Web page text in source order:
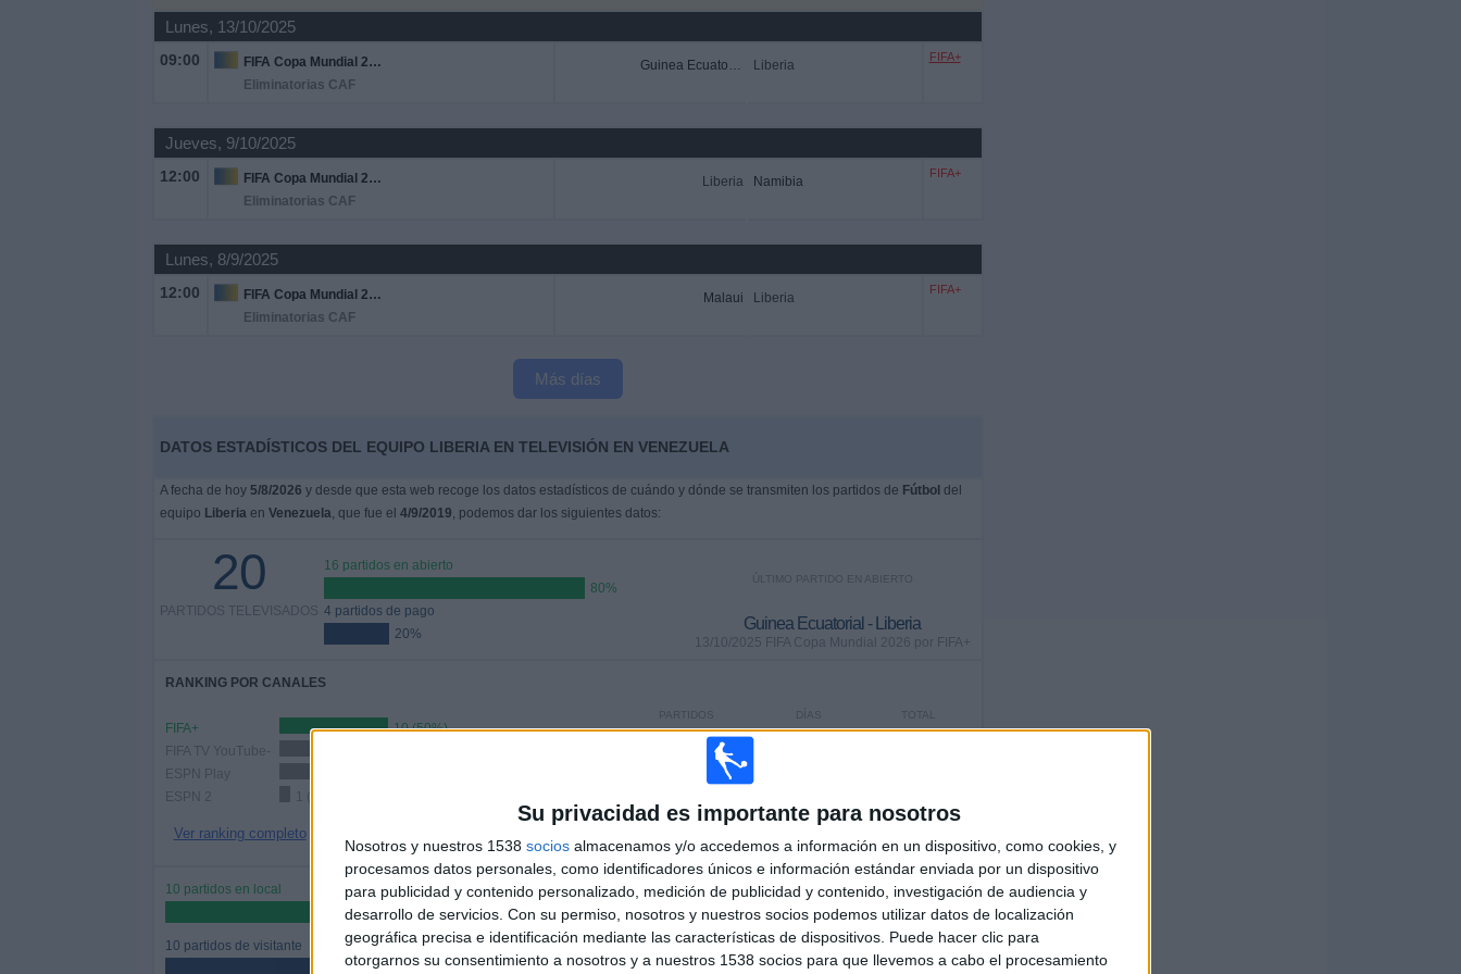
Su privacidad es importante para nosotros
Nosotros y nuestros 1538 socios almacenamos y/o accedemos a información en un dispositivo, como cookies, y
procesamos datos personales, como identificadores únicos e información estándar enviada por un dispositivo
para publicidad y contenido personalizado, medición de publicidad y contenido, investigación de audiencia y
desarrollo de servicios. Con su permiso, nosotros y nuestros socios podemos utilizar datos de localización
geográfica precisa e identificación mediante las características de dispositivos. Puede hacer clic para
otorgarnos su consentimiento a nosotros y a nuestros 1538 socios para que llevemos a cabo el procesamiento
Lunes, 13/10/2025
09:00
FIFA Copa Mundial 2026
Eliminatorias CAF
Guinea Ecuatorial Liberia
FIFA+
Jueves, 9/10/2025
12:00
FIFA Copa Mundial 2026
Eliminatorias CAF
Liberia Namibia
FIFA+
Lunes, 8/9/2025
12:00
FIFA Copa Mundial 2026
Eliminatorias CAF
Malaui Liberia
FIFA+
Más días
DATOS ESTADÍSTICOS DEL EQUIPO LIBERIA EN TELEVISIÓN EN VENEZUELA
A fecha de hoy 5/8/2026 y desde que esta web recoge los datos estadísticos de cuándo y dónde se transmiten los partidos de Fútbol del
equipo Liberiaen Venezuela, que fue el 4/9/2019, podemos dar los siguientes datos:
20
PARTIDOS TELEVISADOS
16 partidos en abierto
80%
4 partidos de pago
20%
ÚLTIMO PARTIDO EN ABIERTO
Guinea Ecuatorial - Liberia
13/10/2025 FIFA Copa Mundial 2026 por FIFA+
RANKING POR CANALES
FIFA+
10 (50%)
FIFA TV YouTube-
ESPN Play
ESPN 2
1 (5%)
Ver ranking completo
TOTAL
DÍAS
PARTIDOS
CONSECUTIVOS
10 partidos en local
50%
10 partidos de visitante
50%
TOTAL
11
RIVALES
MÁXIMO
3
VS Sierra
TOTAL
2
COMPETICIONES